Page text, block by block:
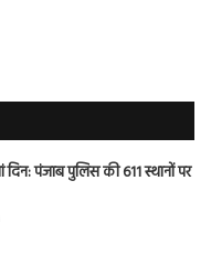
दिन: पंजाब पुलिस की 611 स्थानों पर